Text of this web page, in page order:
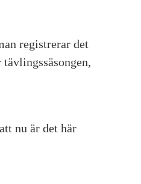
registrerar det
nu är det här